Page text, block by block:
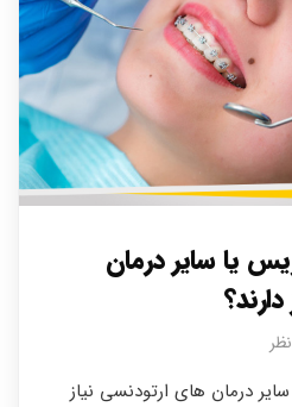
یا سایر درمان
درمان های ارتودنسی نیاز